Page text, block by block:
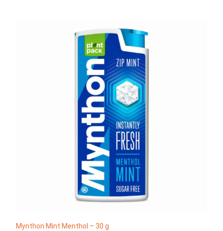
Mynthon Mint Menthol – 30 g